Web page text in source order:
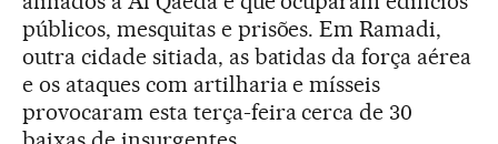
públicos, mesquitas e prisões. Em Ramadi,
outra cidade sitiada, as batidas da força aérea
e os ataques com artilharia e mísseis
provocaram esta terça-feira cerca de 30